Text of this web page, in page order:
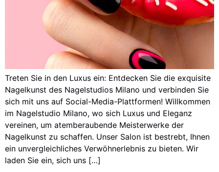
Treten Sie in den Luxus ein: Entdecken Sie die exquisite
Nagelkunst des Nagelstudios Milano und verbinden Sie
sich mit uns auf Social-Media-Plattformen! Willkommen
im Nagelstudio Milano, wo sich Luxus und Eleganz
vereinen, um atemberaubende Meisterwerke der
Nagelkunst zu schaffen. Unser Salon ist bestrebt, Ihnen
ein unvergleichliches Verwöhnerlebnis zu bieten. Wir
laden Sie ein, sich uns […]